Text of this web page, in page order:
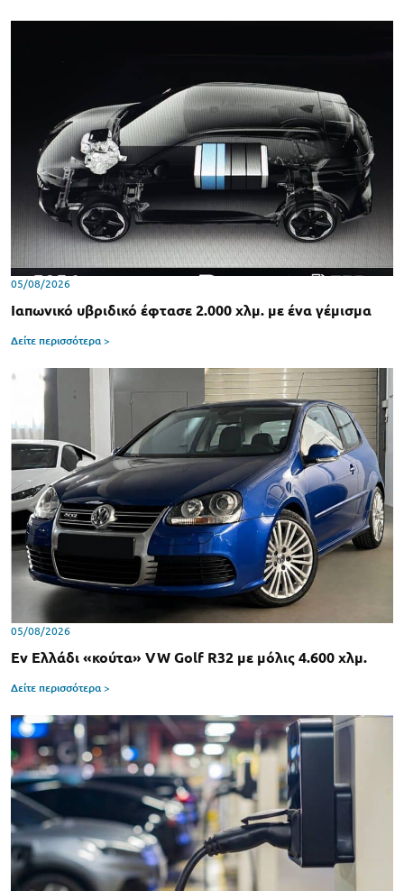
05/08/2026
Ιαπωνικό υβριδικό έφτασε 2.000 χλμ. με ένα γέμισμα
Δείτε περισσότερα >
05/08/2026
Εν Ελλάδι «κούτα» VW Golf R32 με μόλις 4.600 χλμ.
Δείτε περισσότερα >